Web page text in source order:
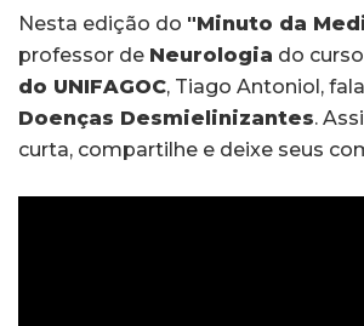
Nesta edição do "Minuto da
professor de Neurologia do
do UNIFAGOC, Tiago Antoniol,
Doenças Desmielinizantes.
curta, compartilhe e deixe seus